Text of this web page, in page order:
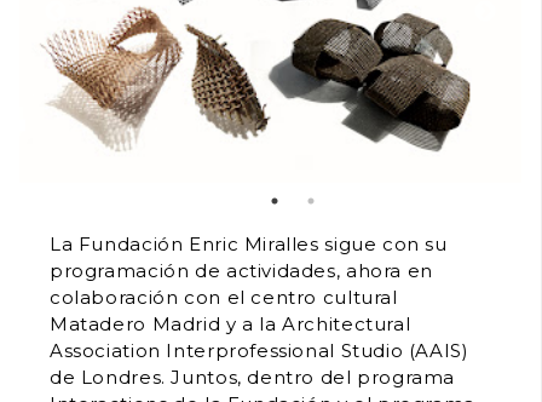
La Fundación Enric Miralles sigue con su
programación de actividades, ahora en
colaboración con el centro cultural
Matadero Madrid y a la Architectural
Association Interprofessional Studio (AAIS)
de Londres. Juntos, dentro del programa